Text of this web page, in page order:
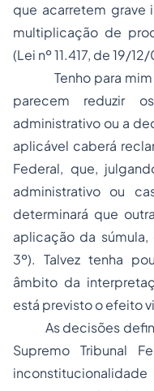
que acarretem grave
multiplicação de
(Lei nº 11.417, de 19/
Tenho para mim
parecem reduzir
administrativo ou a
aplicável caberá
Federal, que,
administrativo ou
determinará que
aplicação da
3º). Talvez tenha
âmbito da
está previsto o efeito
As decisões
Supremo Tribunal